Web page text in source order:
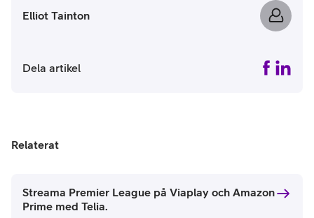
Elliot Tainton
Dela artikel
Relaterat
Streama Premier League på Viaplay och Amazon
Prime med Telia.